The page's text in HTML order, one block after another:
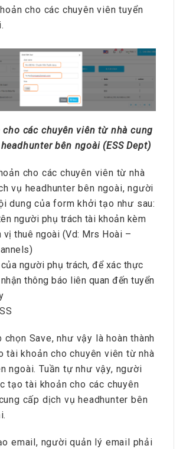
cho các chuyên viên tuyển
cho các chuyên viên từ nhà cung
bên ngoài (ESS Dept)
cho các chuyên viên từ nhà
vụ headhunter bên ngoài, người
dung của form khởi tạo như sau:
người phụ trách tài khoản kèm
vị thuê ngoài (Vd: Mrs Hoài –
người phụ trách, để xác thực
thông báo liên quan đến tuyển
chọn Save, như vậy là hoàn thành
tài khoản cho chuyên viên từ nhà
ngoài. Tuần tự như vậy, người
tạo tài khoản cho các chuyên
cấp dịch vụ headhunter bên
email, người quản lý email phải